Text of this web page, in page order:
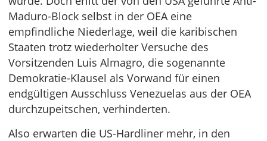
Maduro-Block selbst in der OEA eine
empfindliche Niederlage, weil die karibischen
Staaten trotz wiederholter Versuche des
Vorsitzenden Luis Almagro, die sogenannte
Demokratie-Klausel als Vorwand für einen
endgültigen Ausschluss Venezuelas aus der OEA
durchzupeitschen, verhinderten.
Also erwarten die US-Hardliner mehr, in den